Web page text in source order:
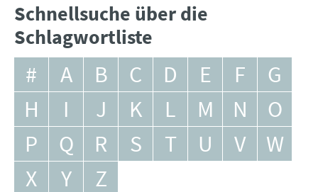
Schnellsuche über die
Schlagwortliste
# A B C D E F
G
H
I J K L M N
O
P
Q R S T U V
W
X
Y Z